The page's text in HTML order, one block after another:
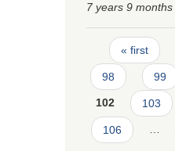
7 years 9 months
Pages
« first
98 99
102 103
106 …